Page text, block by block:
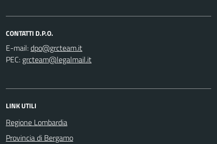
CONTATTI D.P.O.
E-mail:
PEC:
LINK UTILI
Regione Lombardia
Provincia di Bergamo